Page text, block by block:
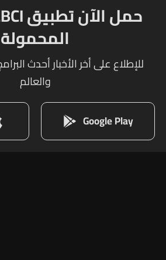
المحمولة
للإطلاع على أخر الأخبار أحدث
والعالم
Google Play